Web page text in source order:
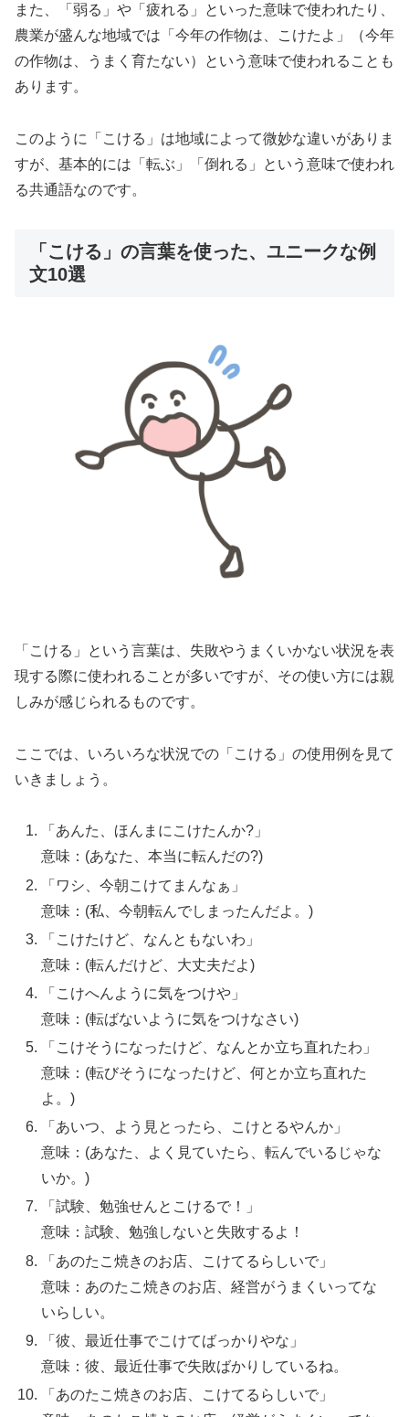
また、「弱る」や「疲れる」といった意味で使われたり、
農業が盛んな地域では「今年の作物は、こけたよ」（今年
の作物は、うまく育たない）という意味で使われることも
あります。
このように「こける」は地域によって微妙な違いがありま
すが、基本的には「転ぶ」「倒れる」という意味で使われ
る共通語なのです。
「こける」の言葉を使った、ユニークな例
文10選
「こける」という言葉は、失敗やうまくいかない状況を表
現する際に使われることが多いですが、その使い方には親
しみが感じられるものです。
ここでは、いろいろな状況での「こける」の使用例を見て
いきましょう。
「あんた、ほんまにこけたんか?」
意味：(あなた、本当に転んだの?)
「ワシ、今朝こけてまんなぁ」
意味：(私、今朝転んでしまったんだよ。)
「こけたけど、なんともないわ」
意味：(転んだけど、大丈夫だよ)
「こけへんように気をつけや」
意味：(転ばないように気をつけなさい)
「こけそうになったけど、なんとか立ち直れたわ」
意味：(転びそうになったけど、何とか立ち直れた
よ。)
「あいつ、よう見とったら、こけとるやんか」
意味：(あなた、よく見ていたら、転んでいるじゃな
いか。)
「試験、勉強せんとこけるで！」
意味：試験、勉強しないと失敗するよ！
「あのたこ焼きのお店、こけてるらしいで」
意味：あのたこ焼きのお店、経営がうまくいってな
いらしい。
「彼、最近仕事でこけてばっかりやな」
意味：彼、最近仕事で失敗ばかりしているね。
「あのたこ焼きのお店、こけてるらしいで」